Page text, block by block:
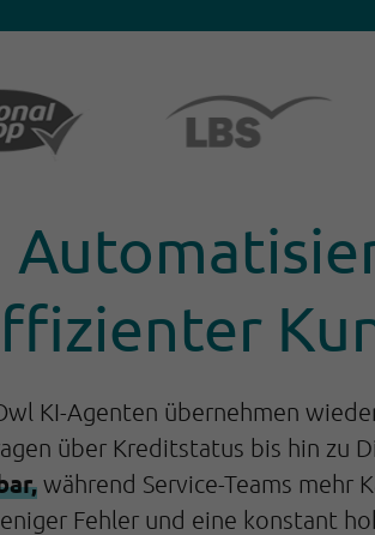
KI-Agenten übernehmen
über Kreditstatus bis hin zu
während Service-Teams mehr
Fehler und eine konstant